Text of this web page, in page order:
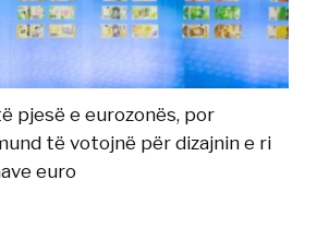
pjesë e eurozonës, por
të votojnë për dizajnin e ri
euro